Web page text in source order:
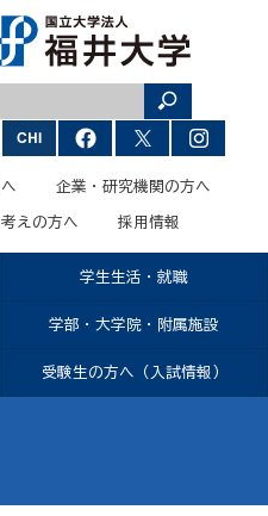
企業・研究機関の方へ
えの方へ 採用情報
学生生活・就職
学部・大学院・附属施設
受験生の方へ（入試情報）